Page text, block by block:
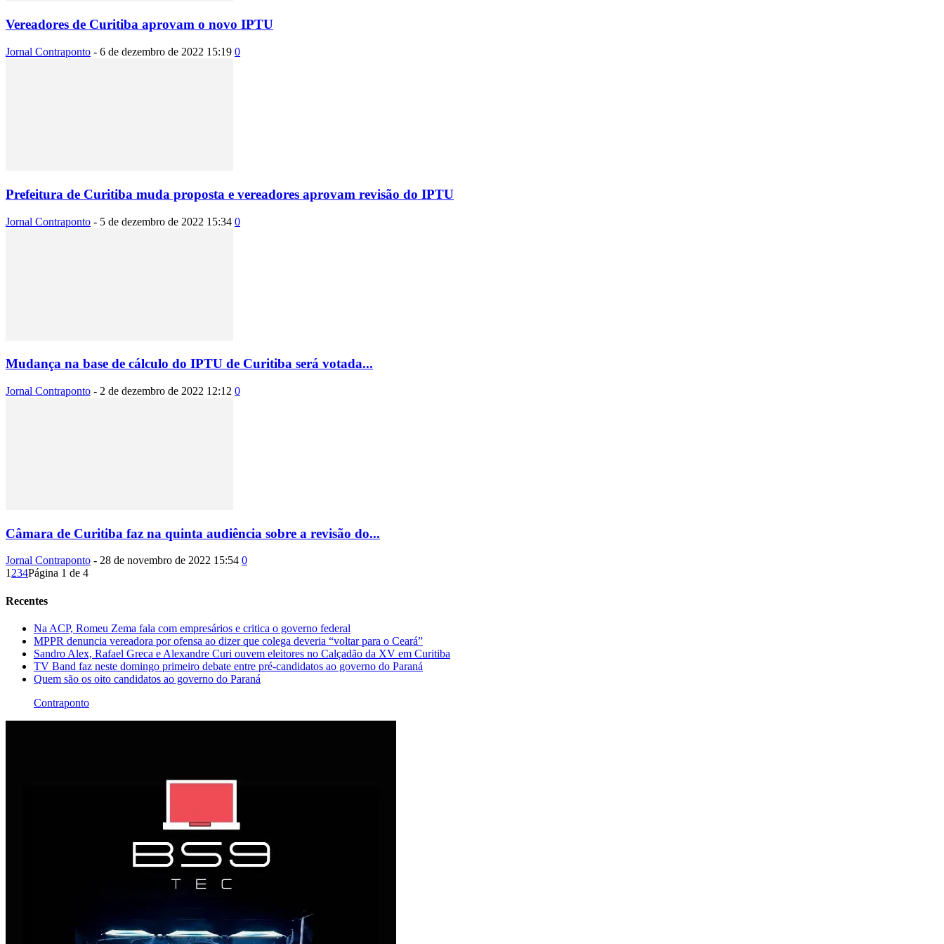
Vereadores de Curitiba aprovam o novo IPTU
Jornal Contraponto - 6 de dezembro de 2022 15:19 0
Prefeitura de Curitiba muda proposta e vereadores aprovam revisão do IPTU
Jornal Contraponto - 5 de dezembro de 2022 15:34 0
Mudança na base de cálculo do IPTU de Curitiba será votada...
Jornal Contraponto - 2 de dezembro de 2022 12:12 0
Câmara de Curitiba faz na quinta audiência sobre a revisão do...
Jornal Contraponto - 28 de novembro de 2022 15:54 0
1234Página 1 de 4
Recentes
Na ACP, Romeu Zema fala com empresários e critica o governo federal
MPPR denuncia vereadora por ofensa ao dizer que colega deveria “voltar para o Ceará”
Sandro Alex, Rafael Greca e Alexandre Curi ouvem eleitores no Calçadão da XV em Curitiba
TV Band faz neste domingo primeiro debate entre pré-candidatos ao governo do Paraná
Quem são os oito candidatos ao governo do Paraná
Contraponto